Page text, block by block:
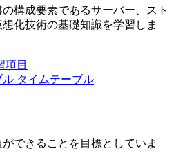
構成要素であるサーバー、スト
化技術の基礎知識を学習しま
項目
タイムテーブル
できることを目標としていま